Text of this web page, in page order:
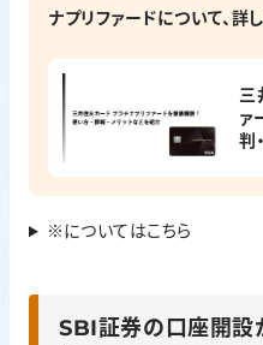
ナプリファードについて、詳
三
ァ
判
※についてはこちら
SBI証券の口座開設